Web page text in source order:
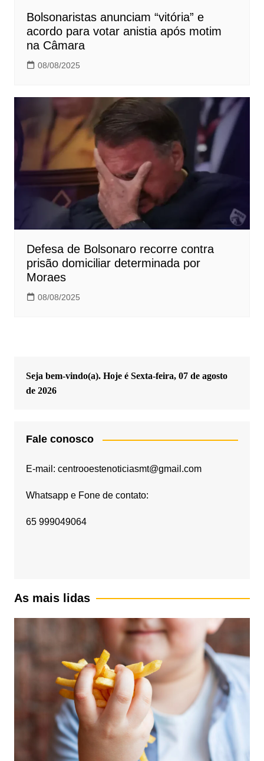
Bolsonaristas anunciam “vitória” e
acordo para votar anistia após motim
na Câmara
08/08/2025
Defesa de Bolsonaro recorre contra
prisão domiciliar determinada por
Moraes
08/08/2025
Seja bem-vindo(a). Hoje é Sexta-feira, 07 de agosto
de 2026
Fale conosco
E-mail: centrooestenoticiasmt@gmail.com
Whatsapp e Fone de contato:
65 999049064
As mais lidas